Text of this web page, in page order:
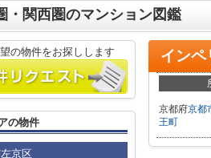
・関西圏のマンション図鑑
インペ
京都府京都
王町
の物件をお探しします
の物件
京区